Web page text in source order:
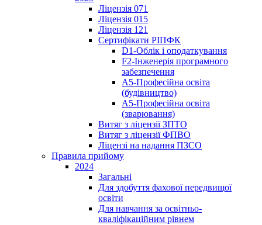
Ліцензія 071
Ліцензія 015
Ліцензія 121
Сертифікати РІПФК
D1-Oблік і оподаткування
F2-Інженерія програмного
забезпечення
A5-Професійна освіта
(будівництво)
A5-Професійна освіта
(зварювання)
Витяг з ліцензії ЗПТО
Витяг з ліцензії ФПВО
Ліцензі на надання ПЗСО
Правила прийому
2024
Загальні
Для здобуття фахової передвищої
освіти
Для навчання за освітньо-
кваліфікаційним рівнем